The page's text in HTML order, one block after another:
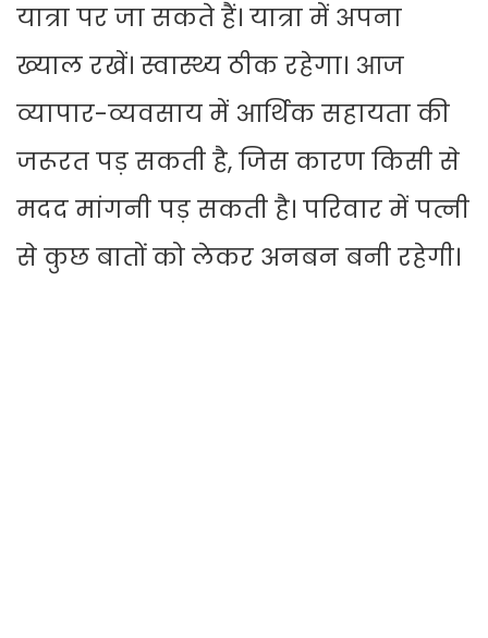
यात्रा पर जा सकते हैं। यात्रा में अपना
ख्याल रखें। स्वास्थ्य ठीक रहेगा। आज
व्यापार-व्यवसाय में आर्थिक सहायता की
जरूरत पड़ सकती है, जिस कारण किसी से
मदद मांगनी पड़ सकती है। परिवार में पत्नी
से कुछ बातों को लेकर अनबन बनी रहेगी।